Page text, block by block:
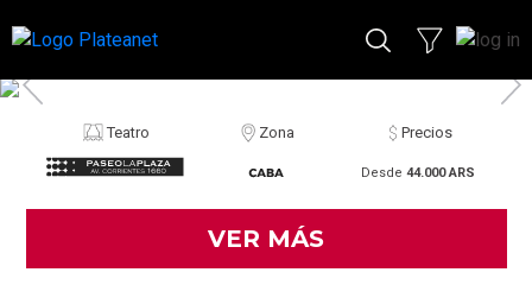
Teatro Zona Precios
Desde 59.000 ARS
VER MÁS